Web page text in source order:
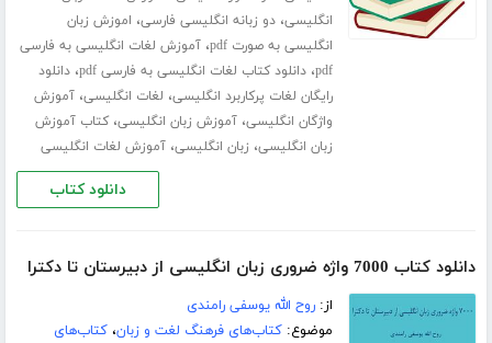
انگلیسی،دو زبانه انگلیسی فارسی، اموزش زبان
انگلیسی به صورت pdf
،آموزش لغات انگلیسی به فارسی
pdf،دانلود کتاب لغات انگلیسی به فارسی pdf ،دانلود
رایگان لغات پرکاربرد انگلیسی، لغات انگلیسی،آموزش
واژگان انگلیسی،آموزش زبان انگلیسی،کتاب آموزش
زبان انگلیسی، زبان انگلیسی،آموزش لغات انگلیسی
دانلود کتاب
دانلود کتاب 7000 واژه ضروری زبان انگلیسی از دبیرستان تا دکترا
از:روح الله یوسفی رامندی
موضوع:کتاب‌های فرهنگ لغت و زبان،کتاب‌های